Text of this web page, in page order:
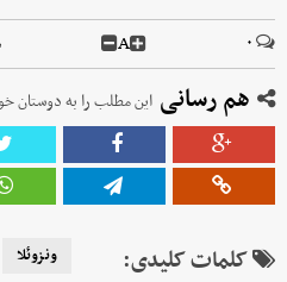
۰ A
هم رسانی این مطلب را به دوستان
کلمات کلیدی: ونزوئلا